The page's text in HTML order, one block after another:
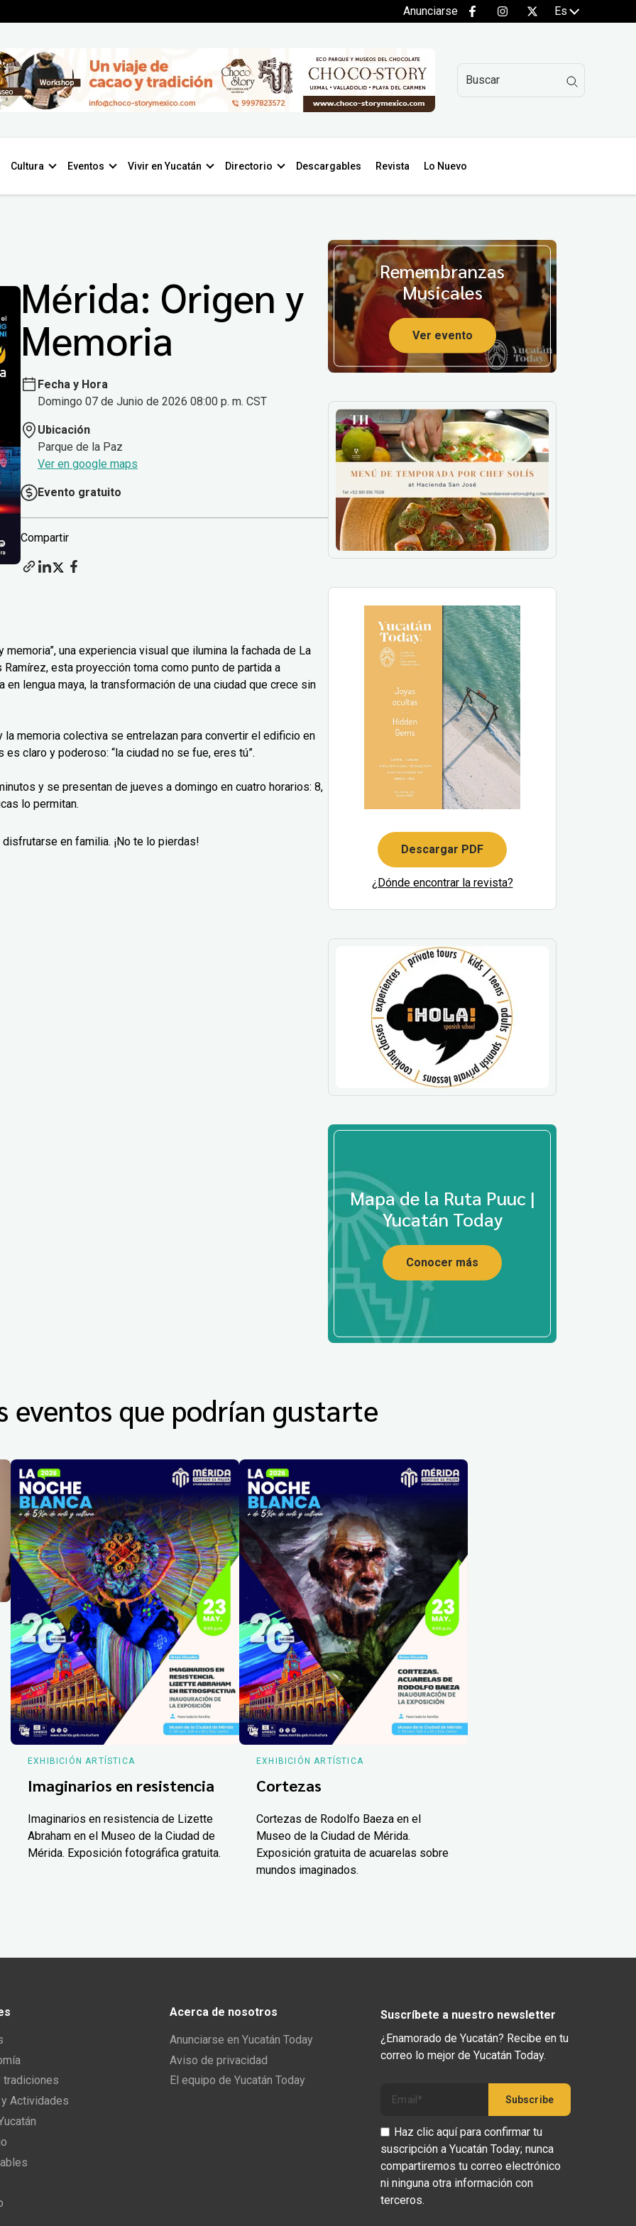
Anunciarse Es
Cultura Eventos Vivir en Yucatán Directorio Descargables Revista Lo Nuevo
Mérida: Origen y
Memoria
Fecha y Hora
Domingo 07 de Junio de 2026 08:00 p. m. CST
Ubicación
Parque de la Paz
Ver en google maps
Evento gratuito
Compartir
una experiencia visual que ilumina la fachada de La
esta proyección toma como punto de partida a
lengua maya, la transformación de una ciudad que crece sin
memoria colectiva se entrelazan para convertir el edificio en
claro y poderoso: “la ciudad no se fue, eres tú”.
y se presentan de jueves a domingo en cuatro horarios: 8,
lo permitan.
en familia. ¡No te lo pierdas!
Remembranzas
Musicales
Ver evento
Descargar PDF
¿Dónde encontrar la revista?
Mapa de la Ruta Puuc |
Yucatán Today
Conocer más
eventos que podrían gustarte
EXHIBICIÓN ARTÍSTICA
Imaginarios en resistencia
Imaginarios en resistencia de Lizette
Abraham en el Museo de la Ciudad de
Mérida. Exposición fotográfica gratuita.
EXHIBICIÓN ARTÍSTICA
Cortezas
Cortezas de Rodolfo Baeza en el
Museo de la Ciudad de Mérida.
Exposición gratuita de acuarelas sobre
mundos imaginados.
tradiciones
Actividades
Acerca de nosotros
Anunciarse en Yucatán Today
Aviso de privacidad
El equipo de Yucatán Today
Suscríbete a nuestro newsletter
¿Enamorado de Yucatán? Recibe en tu
correo lo mejor de Yucatán Today.
Haz clic aquí para confirmar tu
suscripción a Yucatán Today; nunca
compartiremos tu correo electrónico
ni ninguna otra información con
terceros.